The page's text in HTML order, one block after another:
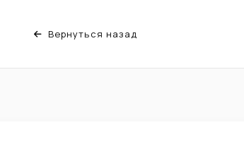
Вернуться назад